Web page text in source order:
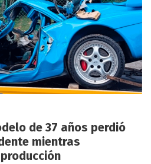
de 37 años perdió
mientras